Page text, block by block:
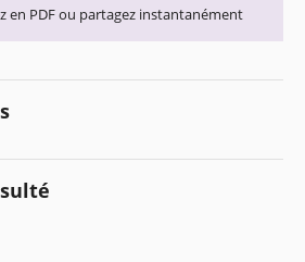
en PDF ou partagez instantanément